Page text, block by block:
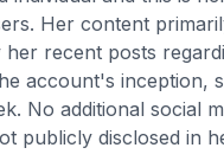
Her content
recent posts
account's inception,
No additional social
publicly disclosed in